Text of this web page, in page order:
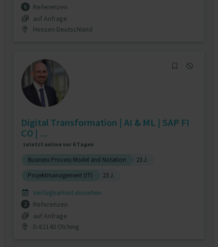
6
Referenzen
auf Anfrage
Hessen Deutschland
Digital Transformation | AI & ML | SAP FI
CO | ...
zuletzt online vor 6 Tagen
Business Process Model and Notation
23 J.
Projektmanagement (IT)
23 J.
Verfügbarkeit einsehen
2
Referenzen
auf Anfrage
D-82140 Olching